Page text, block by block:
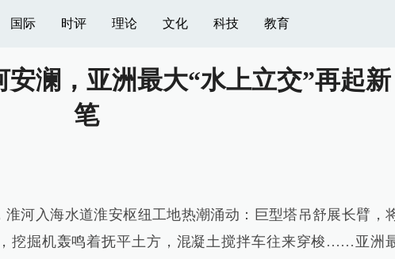
国际 时评 理论 文化 科技 教育
澜，亚洲最大“水上立交”再起新
笔
入海水道淮安枢纽工地热潮涌动：巨型塔吊舒展长臂，
挖掘机轰鸣着抚平土方，混凝土搅拌车往来穿梭……亚洲